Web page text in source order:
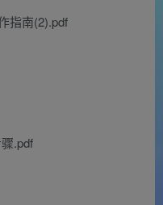
指南(2).pdf
.pdf